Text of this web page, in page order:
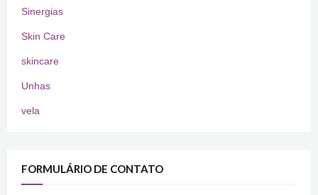
Sinergias
Skin Care
skincare
Unhas
vela
FORMULÁRIO DE CONTATO